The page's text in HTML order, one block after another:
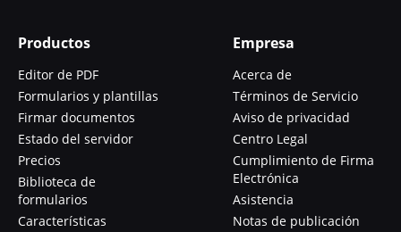
Productos
Editor de PDF
Formularios y plantillas
Firmar documentos
Estado del servidor
Precios
Biblioteca de
formularios
Características
Empresa
Acerca de
Términos de Servicio
Aviso de privacidad
Centro Legal
Cumplimiento de Firma
Electrónica
Asistencia
Notas de publicación